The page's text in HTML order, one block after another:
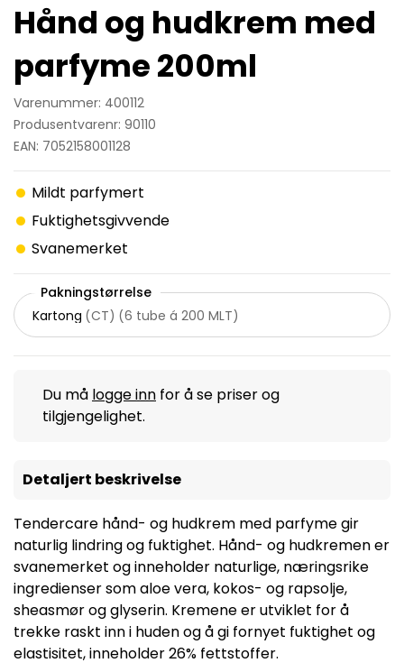
Hånd og hudkrem med
parfyme 200ml
Varenummer: 400112
Produsentvarenr: 90110
EAN: 7052158001128
Mildt parfymert
Fuktighetsgivvende
Svanemerket
Pakningstørrelse
Kartong (CT) (6 tube á 200 MLT)
Du må logge inn for å se priser og
tilgjengelighet.
Detaljert beskrivelse
Tendercare hånd- og hudkrem med parfyme gir
naturlig lindring og fuktighet. Hånd- og hudkremen er
svanemerket og inneholder naturlige, næringsrike
ingredienser som aloe vera, kokos- og rapsolje,
sheasmør og glyserin. Kremene er utviklet for å
trekke raskt inn i huden og å gi fornyet fuktighet og
elastisitet, inneholder 26% fettstoffer.